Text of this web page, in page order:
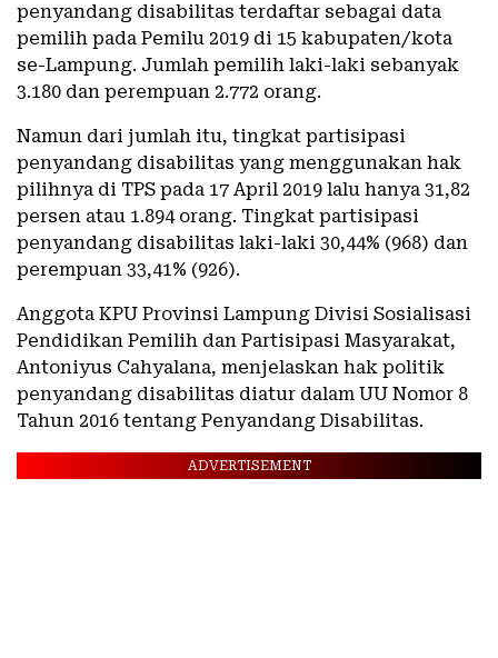
penyandang disabilitas terdaftar sebagai data
pemilih pada Pemilu 2019 di 15 kabupaten/kota
se-Lampung. Jumlah pemilih laki-laki sebanyak
3.180 dan perempuan 2.772 orang.
Namun dari jumlah itu, tingkat partisipasi
penyandang disabilitas yang menggunakan hak
pilihnya di TPS pada 17 April 2019 lalu hanya 31,82
persen atau 1.894 orang. Tingkat partisipasi
penyandang disabilitas laki-laki 30,44% (968) dan
perempuan 33,41% (926).
Anggota KPU Provinsi Lampung Divisi Sosialisasi
Pendidikan Pemilih dan Partisipasi Masyarakat,
Antoniyus Cahyalana, menjelaskan hak politik
penyandang disabilitas diatur dalam UU Nomor 8
Tahun 2016 tentang Penyandang Disabilitas.
ADVERTISEMENT